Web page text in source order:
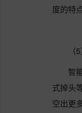
度的特
智
式掉头
空出更